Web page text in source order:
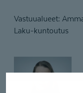
Vastuualueet:
Laku-kuntoutus